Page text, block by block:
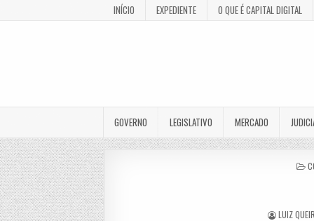
INÍCIO EXPEDIENTE O QUE É CAPITAL DIGITAL
GOVERNO LEGISLATIVO MERCADO
LUIZ